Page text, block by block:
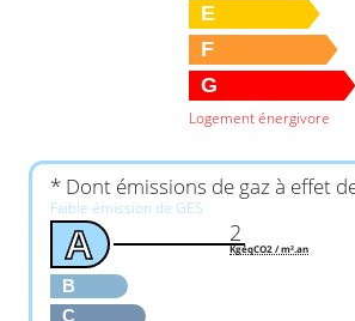
E
F
G
Logement énergivore
* Dont émissions de gaz à effet
Faible émission de GES
A
B
C
2
KgéqCO2 / m².an